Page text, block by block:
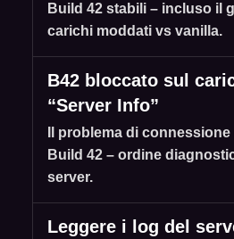
Build 42 stabili – incluso il
carichi moddati vs vanilla.
B42 bloccato sul
“Server Info”
Il problema di
Build 42 – ordine
server.
Leggere i log del